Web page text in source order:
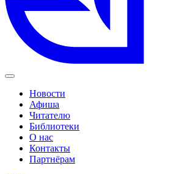
Новости
Афиша
Читателю
Библиотеки
О нас
Контакты
Партнёрам